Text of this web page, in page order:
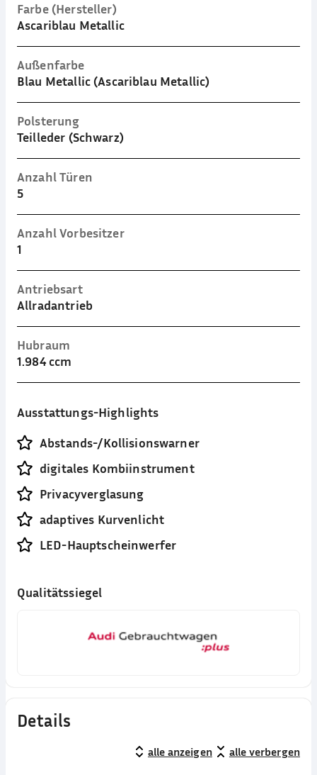
Farbe (Hersteller)
Ascariblau Metallic
Außenfarbe
Blau Metallic (Ascariblau Metallic)
Polsterung
Teilleder (Schwarz)
Anzahl Türen
5
Anzahl Vorbesitzer
1
Antriebsart
Allradantrieb
Hubraum
1.984 ccm
Ausstattungs-Highlights
Abstands-/Kollisionswarner
digitales Kombiinstrument
Privacyverglasung
adaptives Kurvenlicht
LED-Hauptscheinwerfer
Qualitätssiegel
Details
alle anzeigen alle verbergen